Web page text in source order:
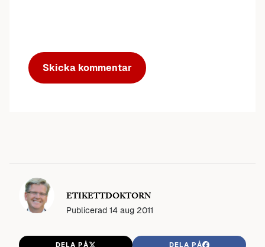
ETIKETTDOKTORN
Publicerad 14 aug 2011
DELA PÅ DELA PÅ